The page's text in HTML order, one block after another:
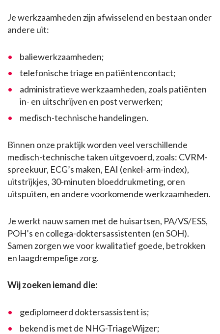
Je werkzaamheden zijn afwisselend en bestaan onder
andere uit:
baliewerkzaamheden;
telefonische triage en patiëntencontact;
administratieve werkzaamheden, zoals patiënten
in- en uitschrijven en post verwerken;
medisch-technische handelingen.
Binnen onze praktijk worden veel verschillende
medisch-technische taken uitgevoerd, zoals: CVRM-
spreekuur, ECG’s maken, EAI (enkel-arm-index),
uitstrijkjes, 30-minuten bloeddrukmeting, oren
uitspuiten, en andere voorkomende werkzaamheden.
Je werkt nauw samen met de huisartsen, PA/VS/ESS,
POH’s en collega-doktersassistenten (en SOH).
Samen zorgen we voor kwalitatief goede, betrokken
en laagdrempelige zorg.
Wij zoeken iemand die:
gediplomeerd doktersassistent is;
bekend is met de NHG-TriageWijzer;